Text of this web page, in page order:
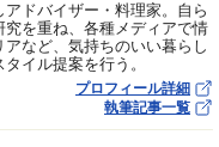
ドバイザー・料理家。自ら
を重ね、各種メディアで情
など、気持ちのいい暮らし
イル提案を行う。
プロフィール詳細
執筆記事一覧